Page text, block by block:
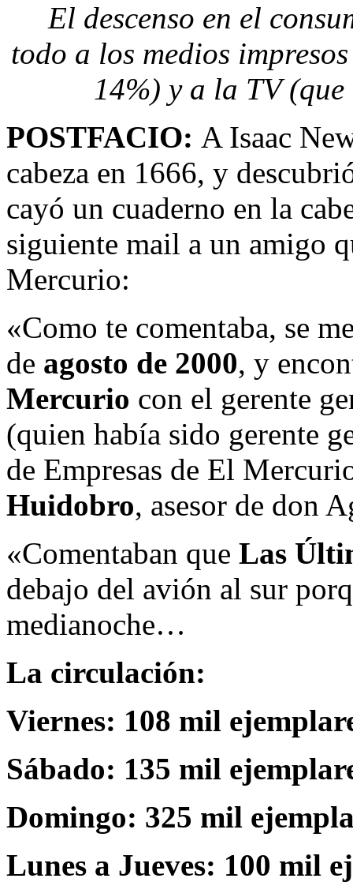
El descenso en el
todo a los medios
14%) y a la TV
POSTFACIO: A Isaac
cabeza en 1666, y
cayó un cuaderno en la
siguiente mail a un amigo
Mercurio:
«Como te comentaba, se
de agosto de 2000, y
Mercurio con el gerente
(quien había sido gerente
de Empresas de El
Huidobro, asesor de don
«Comentaban que Las
debajo del avión al sur
medianoche…
La circulación:
Viernes: 108 mil
Sábado: 135 mil
Domingo: 325 mil
Lunes a Jueves: 100 mil